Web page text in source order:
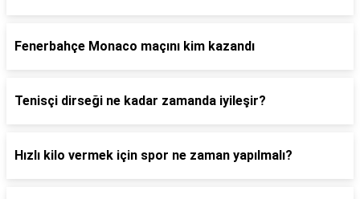
Fenerbahçe Monaco maçını kim kazandı
Tenisçi dirseği ne kadar zamanda iyileşir?
Hızlı kilo vermek için spor ne zaman yapılmalı?